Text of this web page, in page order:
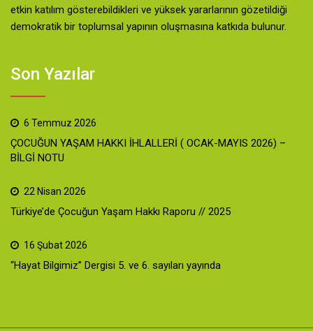
etkin katılım gösterebildikleri ve yüksek yararlarının gözetildiği
demokratik bir toplumsal yapının oluşmasına katkıda bulunur.
Son Yazılar
6 Temmuz 2026
ÇOCUĞUN YAŞAM HAKKI İHLALLERİ ( OCAK-MAYIS 2026) –
BİLGİ NOTU
22 Nisan 2026
Türkiye’de Çocuğun Yaşam Hakkı Raporu // 2025
16 Şubat 2026
“Hayat Bilgimiz” Dergisi 5. ve 6. sayıları yayında